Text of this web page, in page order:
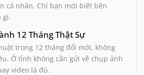
cá nhân. Chỉ bạn mới biết bên
gì.
12 Tháng Thật Sự
trong 12 tháng đổi mới, không
Ở tỉnh không cần gửi về chụp ảnh
video là đủ.